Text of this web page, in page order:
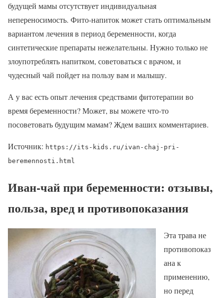
будущей мамы отсутствует индивидуальная
непереносимость. Фито-напиток может стать оптимальным
вариантом лечения в период беременности, когда
синтетические препараты нежелательны. Нужно только не
злоупотреблять напитком, советоваться с врачом, и
чудесный чай пойдет на пользу вам и малышу.
А у вас есть опыт лечения средствами фитотерапии во
время беременности? Может, вы можете что-то
посоветовать будущим мамам? Ждем ваших комментариев.
Источник: https://its-kids.ru/ivan-chaj-pri-
beremennosti.html
Иван-чай при беременности: отзывы,
польза, вред и противопоказания
Эта трава не
противопоказ
ана к
применению,
но перед